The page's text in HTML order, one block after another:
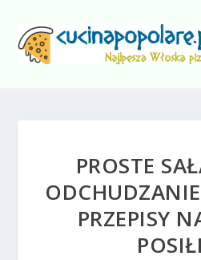
PROSTE
PRZEPISY